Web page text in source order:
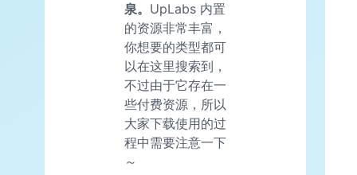
泉。 UpLabs 内置
的资源非常丰富，
你想要的类型都可
以在这里搜索到，
不过由于它存在一
些付费资源，所以
大家下载使用的过
程中需要注意一下
～